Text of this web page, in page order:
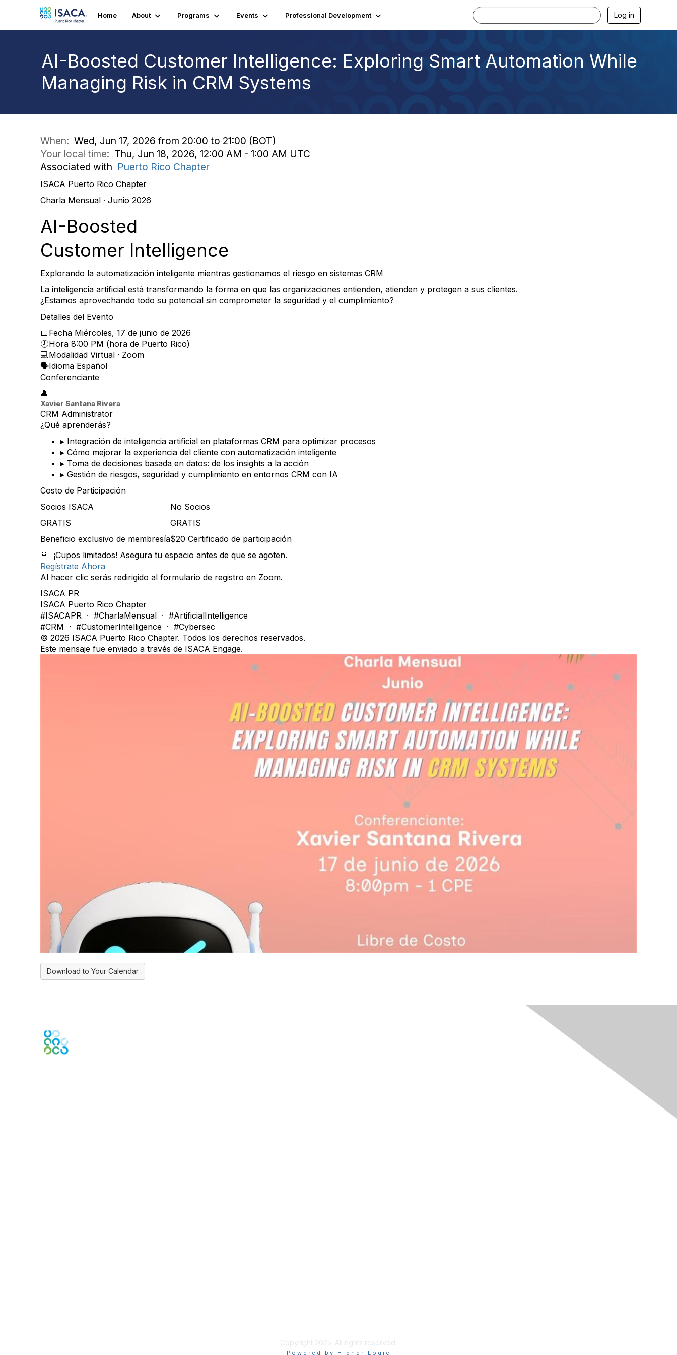
Home About Programs Events Professional Development Log in
AI-Boosted Customer Intelligence: Exploring Smart Automation While
Managing Risk in CRM Systems
When: Wed, Jun 17, 2026 from 20:00 to 21:00 (BOT)
Your local time: Thu, Jun 18, 2026, 12:00 AM - 1:00 AM UTC
Associated with Puerto Rico Chapter
ISACA Puerto Rico Chapter
Charla Mensual · Junio 2026
AI-Boosted
Customer Intelligence
Explorando la automatización inteligente mientras gestionamos el riesgo en sistemas CRM
La inteligencia artificial está transformando la forma en que las organizaciones entienden, atienden y protegen a sus clientes.
¿Estamos aprovechando todo su potencial sin comprometer la seguridad y el cumplimiento?
Detalles del Evento
📅 Fecha Miércoles, 17 de junio de 2026
🕗Hora 8:00 PM (hora de Puerto Rico)
💻Modalidad Virtual · Zoom
🗣️Idioma Español
Conferenciante
👤
Xavier Santana Rivera
CRM Administrator
¿Qué aprenderás?
▸ Integración de inteligencia artificial en plataformas CRM para optimizar procesos
▸ Cómo mejorar la experiencia del cliente con automatización inteligente
▸ Toma de decisiones basada en datos: de los insights a la acción
▸ Gestión de riesgos, seguridad y cumplimiento en entornos CRM con IA
Costo de Participación
Socios ISACA
GRATIS
Beneficio exclusivo de membresía
No Socios
GRATIS
$20 Certificado de participación
🚨 ¡Cupos limitados! Asegura tu espacio antes de que se agoten.
Regístrate Ahora
Al hacer clic serás redirigido al formulario de registro en Zoom.
ISACA PR
ISACA Puerto Rico Chapter
#ISACAPR · #CharlaMensual · #ArtificialIntelligence
#CRM · #CustomerIntelligence · #Cybersec
© 2026 ISACA Puerto Rico Chapter. Todos los derechos reservados.
Este mensaje fue enviado a través de ISACA Engage.
Download to Your Calendar
Copyright 2025. All rights reserved.
Powered by Higher Logic